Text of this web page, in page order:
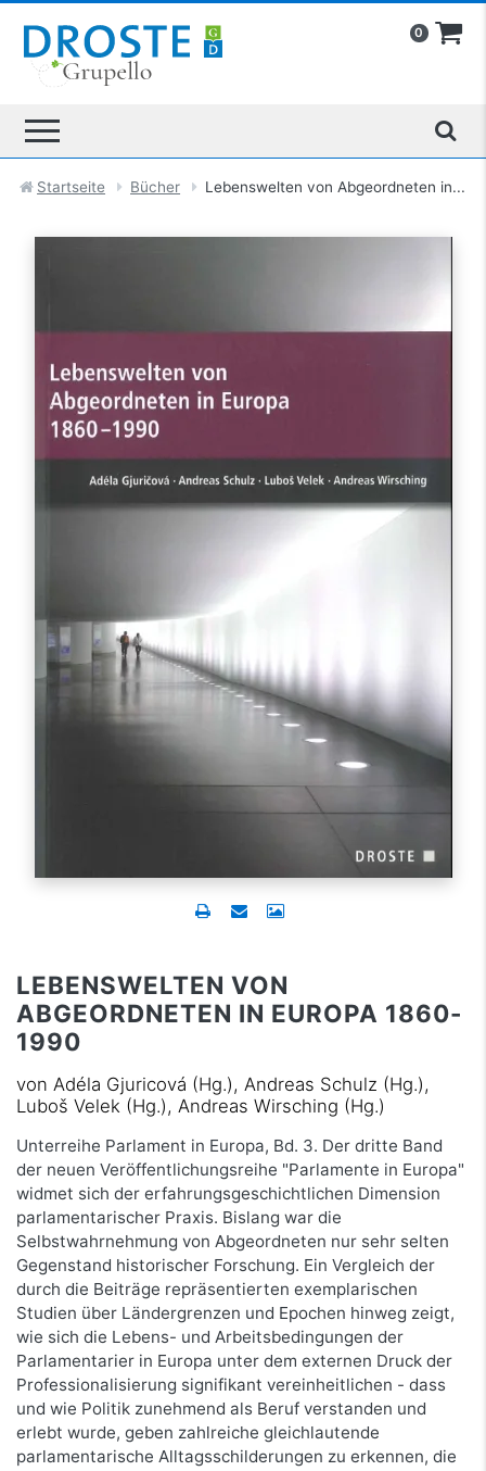
0
Startseite Bücher Lebenswelten von Abgeordneten in...
LEBENSWELTEN VON
ABGEORDNETEN IN EUROPA 1860-
1990
von Adéla Gjuricová (Hg.), Andreas Schulz (Hg.),
Luboš Velek (Hg.), Andreas Wirsching (Hg.)
Unterreihe Parlament in Europa, Bd. 3. Der dritte Band
der neuen Veröffentlichungsreihe "Parlamente in Europa"
widmet sich der erfahrungsgeschichtlichen Dimension
parlamentarischer Praxis. Bislang war die
Selbstwahrnehmung von Abgeordneten nur sehr selten
Gegenstand historischer Forschung. Ein Vergleich der
durch die Beiträge repräsentierten exemplarischen
Studien über Ländergrenzen und Epochen hinweg zeigt,
wie sich die Lebens- und Arbeitsbedingungen der
Parlamentarier in Europa unter dem externen Druck der
Professionalisierung signifikant vereinheitlichen - dass
und wie Politik zunehmend als Beruf verstanden und
erlebt wurde, geben zahlreiche gleichlautende
parlamentarische Alltagsschilderungen zu erkennen, die